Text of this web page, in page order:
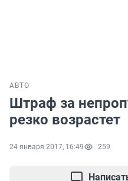
АВТО
Штраф за
резко возрастет
24 января 2017, 16:49 259